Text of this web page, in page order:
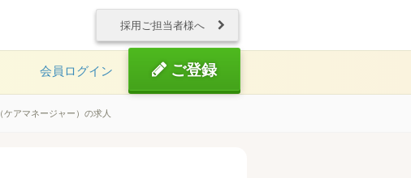
採用ご担当者様へ
会員ログイン ご登録
アマネージャー）の求人